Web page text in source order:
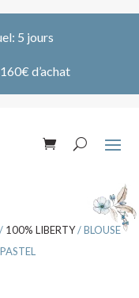
5 jours
d’achat
/ 100% LIBERTY/ BLOUSE